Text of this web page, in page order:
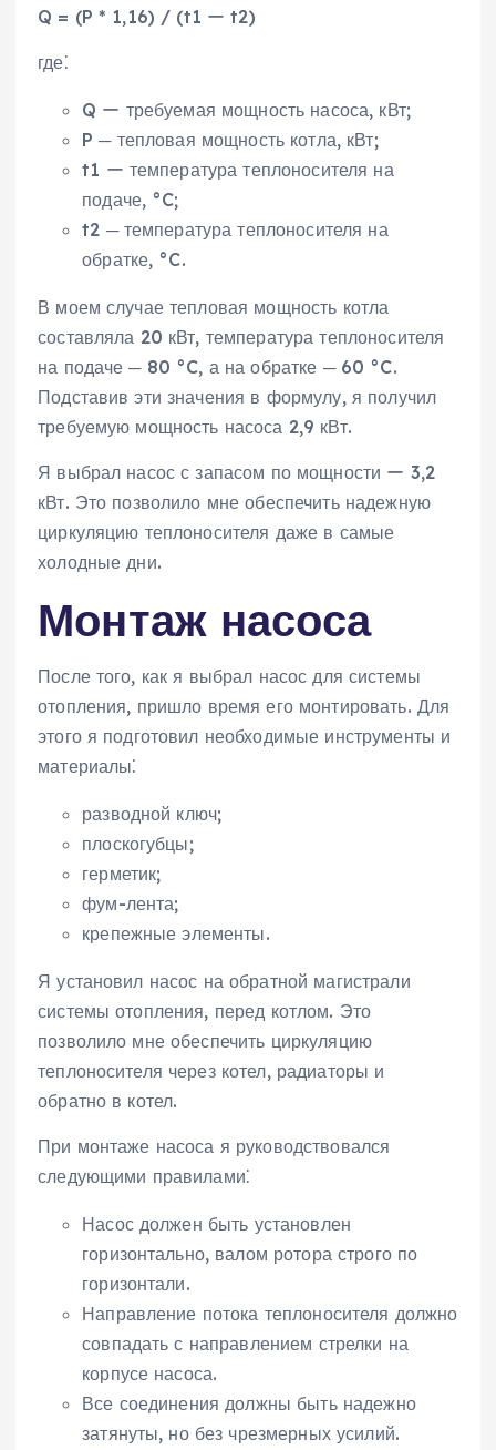
Q = (P * 1,16) / (t1 ー t2)
где⁚
Q ー требуемая мощность насоса, кВт;
P ─ тепловая мощность котла, кВт;
t1 ー температура теплоносителя на
подаче, °C;
t2 ─ температура теплоносителя на
обратке, °C.
В моем случае тепловая мощность котла
составляла 20 кВт, температура теплоносителя
на подаче ─ 80 °C, а на обратке ─ 60 °C.
Подставив эти значения в формулу, я получил
требуемую мощность насоса 2,9 кВт.
Я выбрал насос с запасом по мощности ー 3,2
кВт. Это позволило мне обеспечить надежную
циркуляцию теплоносителя даже в самые
холодные дни.
Монтаж насоса
После того, как я выбрал насос для системы
отопления, пришло время его монтировать. Для
этого я подготовил необходимые инструменты и
материалы⁚
разводной ключ;
плоскогубцы;
герметик;
фум-лента;
крепежные элементы.
Я установил насос на обратной магистрали
системы отопления, перед котлом. Это
позволило мне обеспечить циркуляцию
теплоносителя через котел, радиаторы и
обратно в котел.
При монтаже насоса я руководствовался
следующими правилами⁚
Насос должен быть установлен
горизонтально, валом ротора строго по
горизонтали.
Направление потока теплоносителя должно
совпадать с направлением стрелки на
корпусе насоса.
Все соединения должны быть надежно
затянуты, но без чрезмерных усилий.